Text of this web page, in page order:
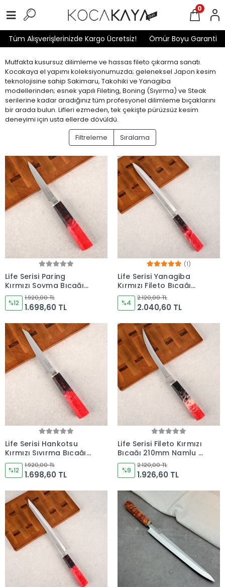
Kargo Ücretsiz! Ömür Boyu Garanti Yılda 1
0
Mutfakta kusursuz dilimleme ve hassas fileto çıkarma sanatı.
Kocakaya el yapımı koleksiyonumuzda; geleneksel Japon kesim
teknolojisine sahip Sakimaru, Takohiki ve Yanagiba
modellerinden; esnek yapılı Fileting, Boning (Sıyırma) ve Steak
serilerine kadar aradığınız tüm profesyonel dilimleme bıçaklarını
bir arada bulun. Lifleri ezmeden, tek çekişte pürüzsüz kesim
deneyimi için usta ellerde dövüldü.
Filtreleme
Sıralama
Life Serisi Paring
Kırmızı Soyma Bıçağı
120mm Namlu -
Kocakaya Bıçakları
%12
1.920,00 TL
1.698,60 TL
(1)
Life Serisi Yanagiba
Kırmızı Fileto Bıçağı
290mm Namlu -
Kocakaya Bıçakları
%4
2.120,00 TL
2.040,60 TL
Life Serisi Hankotsu
Kırmızı Sıyırma Bıçağı
160mm Namlu -
Kocakaya Bıçakları
%12
1.920,00 TL
1.698,60 TL
Life Serisi Fileto Kırmızı
Bıçağı 210mm Namlu -
Kocakaya Bıçakları
%9
2.120,00 TL
1.926,60 TL